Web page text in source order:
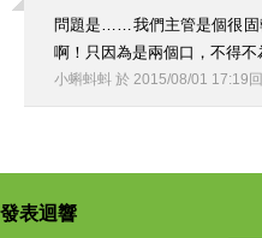
問題是……我們主管是個很固
啊！只因為是兩個口，不得不
小蝌蚪蚪 於 2015/08/01 17:19
發表迴響